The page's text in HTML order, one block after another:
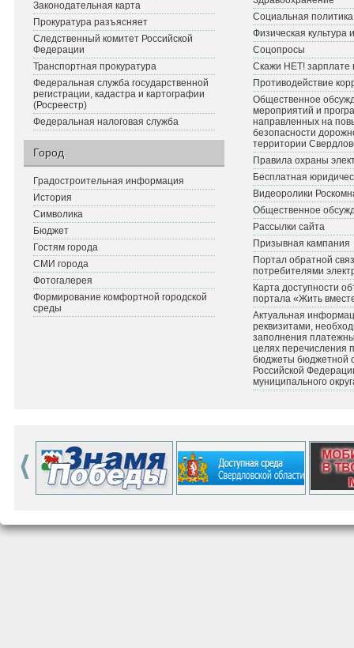
Законодательная карта
Прокуратура разъясняет
Следственный комитет Российской
Федерации
Транспортная прокуратура
Федеральная служба государственной
регистрации, кадастра и картографии
(Росреестр)
Федеральная налоговая служба
Город
Градостроительная информация
История
Символика
Бюджет
Гостям города
СМИ города
Фотогалерея
Формирование комфортной городской
среды
Социальная политика
Физическая культура
Соцопросы
Скажи НЕТ! зарплате
Противодействие
Общественное
мероприятий и
направленных на
безопасности
территории
Правила охраны
Бесплатная
Видеоролики
Общественное
Рассылки сайта
Призывная кампания
Портал обратной
потребителями
Карта доступности
портала «Жить
Актуальная
реквизитами,
заполнения
целях перечисления
бюджеты бюджетной
Российской
муниципального